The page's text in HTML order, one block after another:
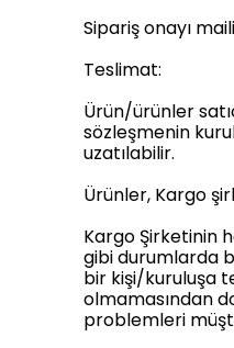
Sipariş onayı
Teslimat:
Ürün/ürünler
sözleşmenin
uzatılabilir.
Ürünler, Kargo
Kargo Şirketinin
gibi durumlarda
bir kişi/kuruluşa
olmamasından
problemleri